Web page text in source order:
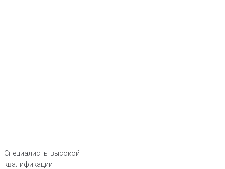
Специалисты высокой
квалификации